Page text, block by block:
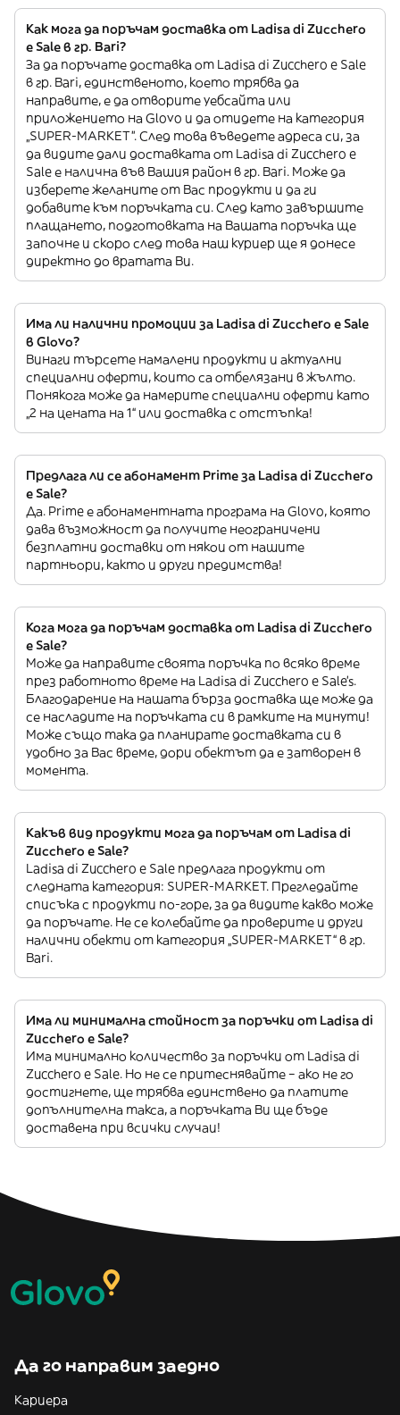
Как мога да поръчам доставка от Ladisa di Zucchero
e Sale в гр. Bari?
За да поръчате доставка от Ladisa di Zucchero e Sale
в гр. Bari, единственото, което трябва да
направите, е да отворите уебсайта или
приложението на Glovo и да отидете на категория
„SUPER-MARKET”. След това въведете адреса си, за
да видите дали доставката от Ladisa di Zucchero e
Sale е налична във Вашия район в гр. Bari. Може да
изберете желаните от Вас продукти и да ги
добавите към поръчката си. След като завършите
плащането, подготовката на Вашата поръчка ще
започне и скоро след това наш куриер ще я донесе
директно до вратата Ви.
Има ли налични промоции за Ladisa di Zucchero e Sale
в Glovo?
Винаги търсете намалени продукти и актуални
специални оферти, които са отбелязани в жълто.
Понякога може да намерите специални оферти като
„2 на цената на 1“ или доставка с отстъпка!
Предлага ли се абонамент Prime за Ladisa di Zucchero
e Sale?
Да. Prime е абонаментната програма на Glovo, която
дава възможност да получите неограничени
безплатни доставки от някои от нашите
партньори, както и други предимства!
Кога мога да поръчам доставка от Ladisa di Zucchero
e Sale?
Може да направите своята поръчка по всяко време
през работното време на Ladisa di Zucchero e Sale’s.
Благодарение на нашата бърза доставка ще може да
се насладите на поръчката си в рамките на минути!
Може също така да планирате доставката си в
удобно за Вас време, дори обектът да е затворен в
момента.
Какъв вид продукти мога да поръчам от Ladisa di
Zucchero e Sale?
Ladisa di Zucchero e Sale предлага продукти от
следната категория: SUPER-MARKET. Прегледайте
списъка с продукти по-горе, за да видите какво може
да поръчате. Не се колебайте да проверите и други
налични обекти от категория „SUPER-MARKET“ в гр.
Bari.
Има ли минимална стойност за поръчки от Ladisa di
Zucchero e Sale?
Има минимално количество за поръчки от Ladisa di
Zucchero e Sale. Но не се притеснявайте – ако не го
достигнете, ще трябва единствено да платите
допълнителна такса, а поръчката Ви ще бъде
доставена при всички случаи!
Да го направим заедно
Кариера